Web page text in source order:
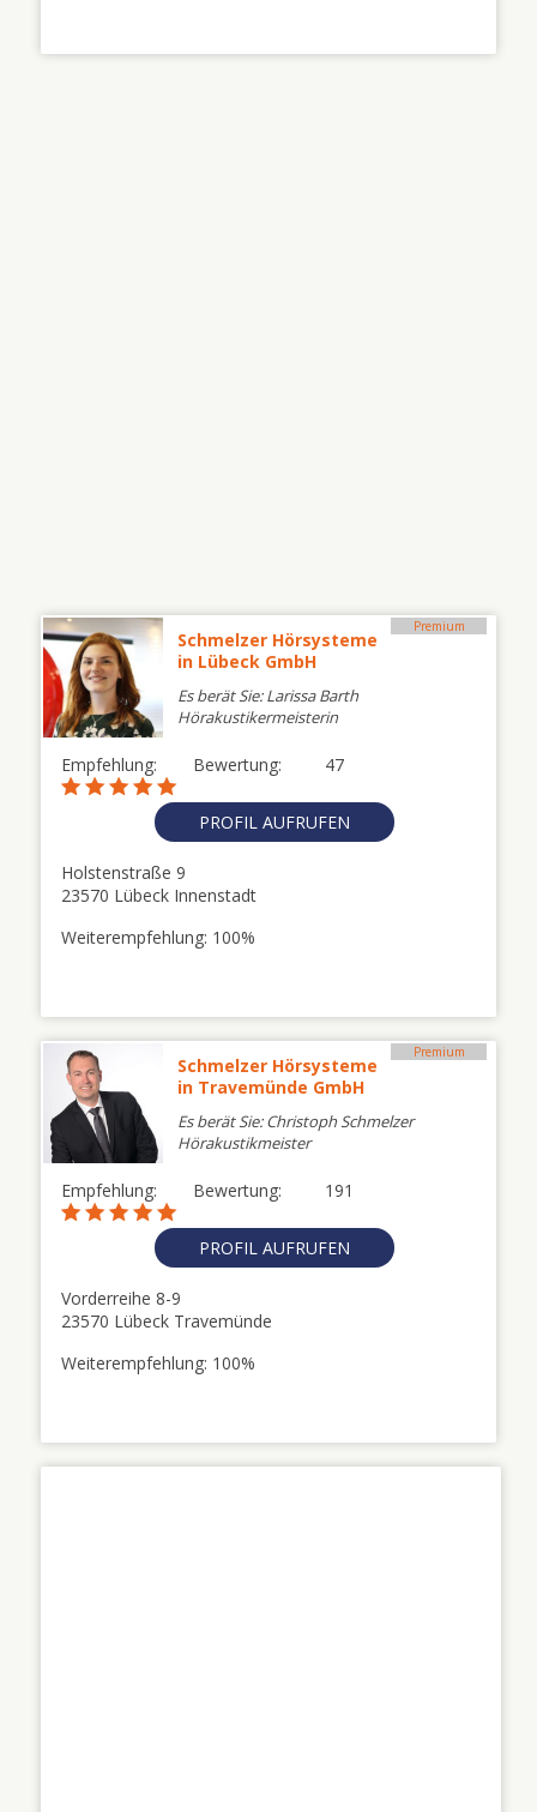
Premium
Schmelzer Hörsysteme
in Lübeck GmbH
Es berät Sie: Larissa Barth
Hörakustikermeisterin
Empfehlung: 47
Bewertung:
PROFIL AUFRUFEN
Holstenstraße 9
23570 Lübeck Innenstadt
Weiterempfehlung: 100%
Premium
Schmelzer Hörsysteme
in Travemünde GmbH
Es berät Sie: Christoph Schmelzer
Hörakustikmeister
Empfehlung: 191
Bewertung:
PROFIL AUFRUFEN
Vorderreihe 8-9
23570 Lübeck Travemünde
Weiterempfehlung: 100%